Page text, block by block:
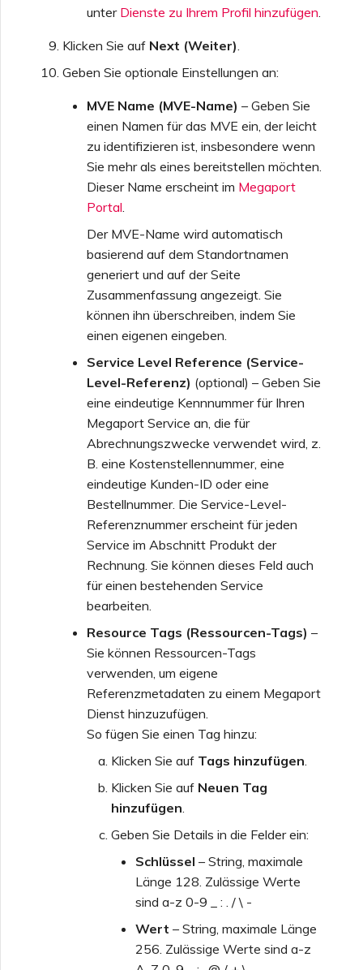
unter Dienste zu Ihrem Profil hinzufügen
Klicken Sie auf Next (Weiter)
Geben Sie optionale Einstellungen an:
MVE Name (MVE-Name) – Geben Sie
einen Namen für das MVE ein, der leicht
zu identifizieren ist, insbesondere wenn
Sie mehr als eines bereitstellen möchten.
Dieser Name erscheint im Megaport
Portal
Der MVE-Name wird automatisch
basierend auf dem Standortnamen
generiert und auf der Seite
Zusammenfassung angezeigt. Sie
können ihn überschreiben, indem Sie
einen eigenen eingeben.
Service Level Reference (Service-
Level-Referenz) (optional) – Geben Sie
eine eindeutige Kennnummer für Ihren
Megaport Service an, die für
Abrechnungszwecke verwendet wird, z.
B. eine Kostenstellennummer, eine
eindeutige Kunden-ID oder eine
Bestellnummer. Die Service-Level-
Referenznummer erscheint für jeden
Service im Abschnitt Produkt der
Rechnung. Sie können dieses Feld auch
für einen bestehenden Service
bearbeiten.
Resource Tags (Ressourcen-Tags) –
Sie können Ressourcen-Tags
verwenden, um eigene
Referenzmetadaten zu einem Megaport
Dienst hinzuzufügen.
So fügen Sie einen Tag hinzu:
Klicken Sie auf Tags hinzufügen
Klicken Sie auf Neuen Tag
hinzufügen
Geben Sie Details in die Felder ein:
Schlüssel – String, maximale
Länge 128. Zulässige Werte
sind a-z 0-9 _ : . / \ -
Wert – String, maximale Länge
256. Zulässige Werte sind a-z